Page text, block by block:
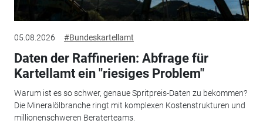
05.08.2026 #Bundeskartellamt
Daten der Raffinerien: Abfrage für
Kartellamt ein "riesiges Problem"
Warum ist es so schwer, genaue Spritpreis-Daten zu bekommen?
Die Mineralölbranche ringt mit komplexen Kostenstrukturen und
millionenschweren Beraterteams.